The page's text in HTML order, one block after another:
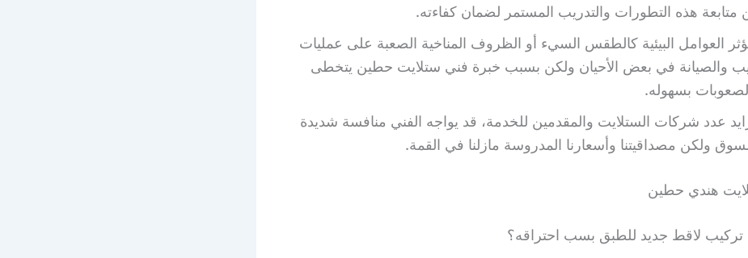
هذه التطورات والتدريب المستمر لضمان كفاءته.
العوامل البيئية كالطقس السيء أو الظروف المناخية الصعبة على عمليات
والصيانة في بعض الأحيان ولكن بسبب خبرة فني ستلايت حطين يتخطى
بسهوله.
عدد شركات الستلايت والمقدمين للخدمة، قد يواجه الفني منافسة شديدة
ولكن مصداقيتنا وأسعارنا المدروسة مازلنا في القمة.
هندي حطين
تركيب لاقط جديد للطبق بسب احتراقه؟